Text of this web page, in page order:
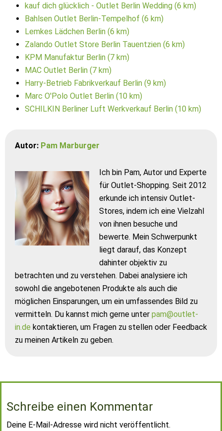
kauf dich glücklich - Outlet Berlin Wedding (6 km)
Bahlsen Outlet Berlin-Tempelhof (6 km)
Lemkes Lädchen Berlin (6 km)
Zalando Outlet Store Berlin Tauentzien (6 km)
KPM Manufaktur Berlin (7 km)
MAC Outlet Berlin (7 km)
Harry-Betrieb Fabrikverkauf Berlin (9 km)
Marc O'Polo Outlet Berlin (10 km)
SCHILKIN Berliner Luft Werkverkauf Berlin (10 km)
Autor: Pam Marburger
Ich bin Pam, Autor und Experte
für Outlet-Shopping. Seit 2012
erkunde ich intensiv Outlet-
Stores, indem ich eine Vielzahl
von ihnen besuche und
bewerte. Mein Schwerpunkt
liegt darauf, das Konzept
dahinter objektiv zu
betrachten und zu verstehen. Dabei analysiere ich
sowohl die angebotenen Produkte als auch die
möglichen Einsparungen, um ein umfassendes Bild zu
vermitteln. Du kannst mich gerne unter pam@outlet-
in.de kontaktieren, um Fragen zu stellen oder Feedback
zu meinen Artikeln zu geben.
Schreibe einen Kommentar
Deine E-Mail-Adresse wird nicht veröffentlicht.